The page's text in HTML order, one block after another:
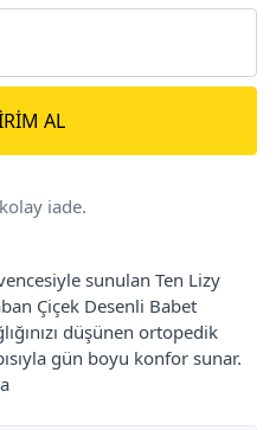
AL
iade.
sunulan Ten Lizy
Çiçek Desenli Babet
düşünen ortopedik
gün boyu konfor sunar.